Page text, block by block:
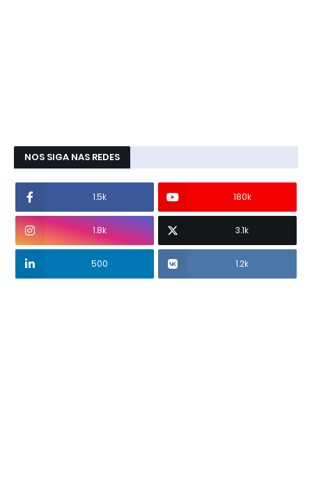
NOS SIGA NAS REDES
1.5k 180k
1.8k 3.1k
500 1.2k